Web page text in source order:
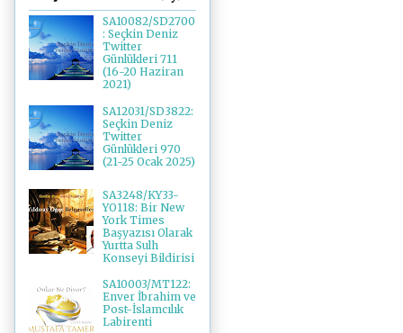
SA10082/SD2700
: Seçkin Deniz
Twitter
Günlükleri 711
(16-20 Haziran
2021)
SA12031/SD3822:
Seçkin Deniz
Twitter
Günlükleri 970
(21-25 Ocak 2025)
SA3248/KY33-
YO118: Bir New
York Times
Başyazısı Olarak
Yurtta Sulh
Konseyi Bildirisi
SA10003/MT122:
Enver İbrahim ve
Post-İslamcılık
Labirenti